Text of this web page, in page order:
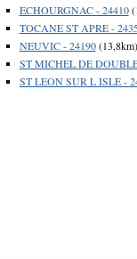
ECHOURGNAC - 24410
TOCANE ST APRE -
NEUVIC - 24190(13,8km)
ST MICHEL DE
ST LEON SUR L ISLE -